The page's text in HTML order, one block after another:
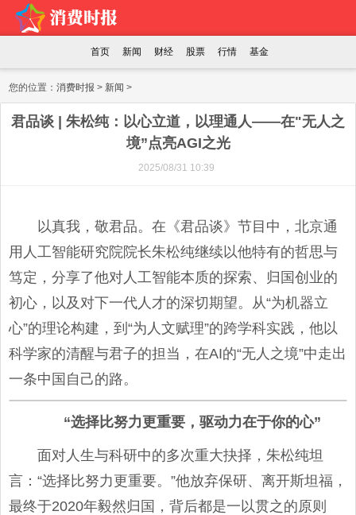
首页 新闻 财经 股票 行情 基金
您的位置：消费时报 > 新闻 >
君品谈 | 朱松纯：以心立道，以理通人——在"无人之
境”点亮AGI之光
2025/08/31 10:39
以真我，敬君品。在《君品谈》节目中，北京通
用人工智能研究院院长朱松纯继续以他特有的哲思与
笃定，分享了他对人工智能本质的探索、归国创业的
初心，以及对下一代人才的深切期望。从“为机器立
心”的理论构建，到“为人文赋理”的跨学科实践，他以
科学家的清醒与君子的担当，在AI的“无人之境”中走出
一条中国自己的路。
“选择比努力更重要，驱动力在于你的心”
面对人生与科研中的多次重大抉择，朱松纯坦
言：“选择比努力更重要。”他放弃保研、离开斯坦福，
最终于2020年毅然归国，背后都是一以贯之的原则